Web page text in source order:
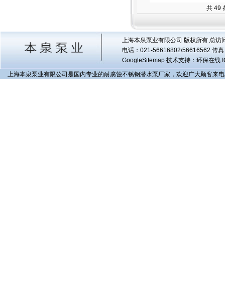
共 49
上海本泉泵业有限公司 版权所有 总访
电话：021-56616802/56616562 传
GoogleSitemap技术支持：环保在线
上海本泉泵业有限公司是国内专业的耐腐蚀不锈钢潜水泵厂家，欢迎广大顾客来